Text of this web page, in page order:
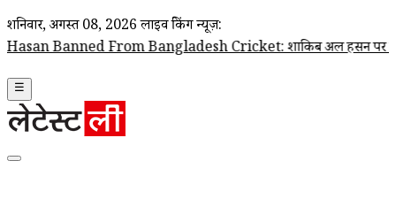
शनिवार, अगस्त 08, 2026 लाइव ब्रेकिंग न्यूज़:
From Bangladesh Cricket: शाकिब अल हसन पर बांग्लादेश
☰